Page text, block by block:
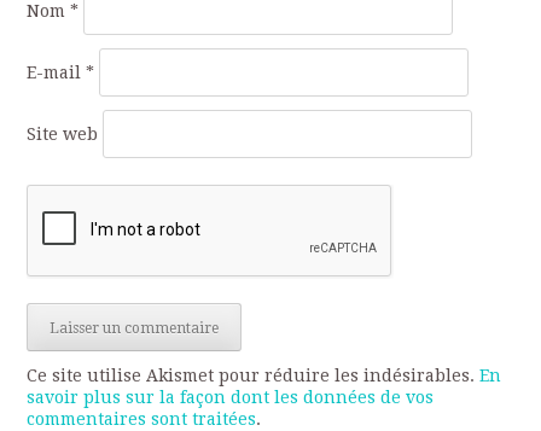
Nom*
E-mail*
Site web
Ce site utilise Akismet pour réduire les indésirables.En
savoir plus sur la façon dont les données de vos
commentaires sont traitées.